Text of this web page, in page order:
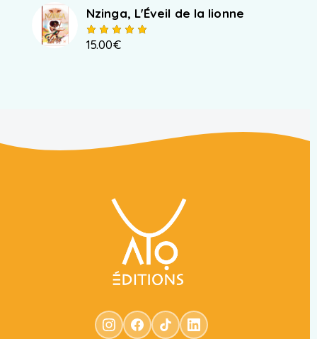
Nzinga, L'Éveil de la lionne
Note
15.00€